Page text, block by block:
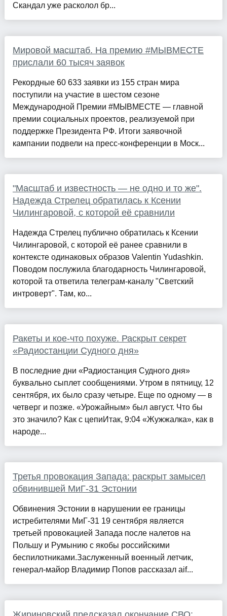
Скандал уже расколол бр...
Мировой масштаб. На премию #МЫВМЕСТЕ
прислали 60 тысяч заявок
Рекордные 60 633 заявки из 155 стран мира
поступили на участие в шестом сезоне
Международной Премии #МЫВМЕСТЕ — главной
премии социальных проектов, реализуемой при
поддержке Президента РФ. Итоги заявочной
кампании подвели на пресс-конференции в Моск...
"Масштаб и известность — не одно и то же".
Надежда Стрелец обратилась к Ксении
Чилингаровой, с которой её сравнили
Надежда Стрелец публично обратилась к Ксении
Чилингаровой, с которой её ранее сравнили в
контексте одинаковых образов Valentin Yudashkin.
Поводом послужила благодарность Чилингаровой,
которой та ответила телеграм-каналу "Светский
интроверт". Там, ко...
Ракеты и кое-что похуже. Раскрыт секрет
«Радиостанции Судного дня»
В последние дни «Радиостанция Судного дня»
буквально сыплет сообщениями. Утром в пятницу, 12
сентября, их было сразу четыре. Еще по одному — в
четверг и позже. «Урожайным» был август. Что бы
это значило? Как с цепиИтак, 9:04 «Жужжалка», как в
народе...
Третья провокация Запада: раскрыт замысел
обвинившей МиГ-31 Эстонии
Обвинения Эстонии в нарушении ее границы
истребителями МиГ-31 19 сентября является
третьей провокацией Запада после налетов на
Польшу и Румынию с якобы российскими
беспилотниками.Заслуженный военный летчик,
генерал-майор Владимир Попов рассказал aif...